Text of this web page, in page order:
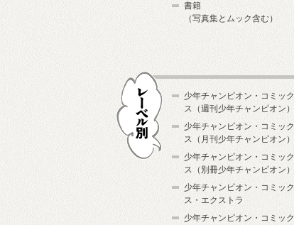
書籍
（写真集とムック含む）
少年チャンピオン・コミック
ス（週刊少年チャンピオン）
少年チャンピオン・コミック
ス（月刊少年チャンピオン）
少年チャンピオン・コミック
ス（別冊少年チャンピオン）
少年チャンピオン・コミック
ス・エクストラ
少年チャンピオン・コミック